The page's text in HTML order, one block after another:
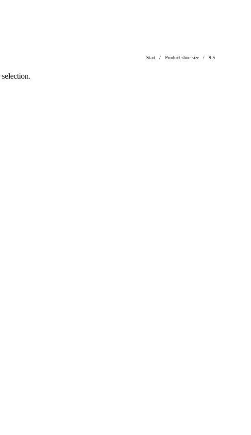
Start Product shoe-size 9.5